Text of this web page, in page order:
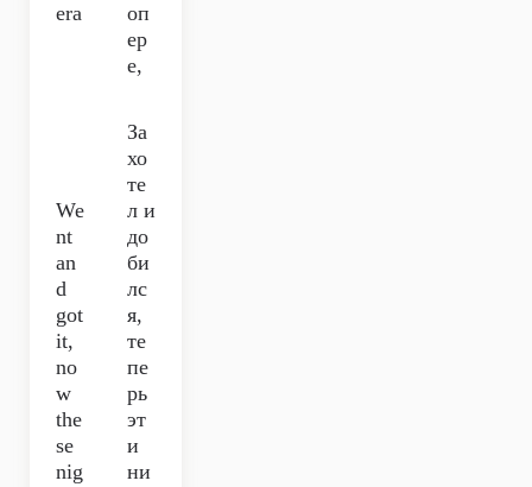
era
оп
ер
е,
We
nt
an
d
got
it,
no
w
the
se
nig
За
хо
те
л и
до
би
лс
я,
те
пе
рь
эт
и
ни